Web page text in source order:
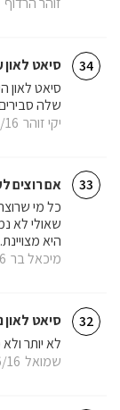
34 סיאט
יקי זוהר
סיאט לאון
שלה
33 אם רוצים
מיכאל בר
כל מי
שאולי לא
היא מצויינת.
32 סיאט
שמואל 16
לא יותר